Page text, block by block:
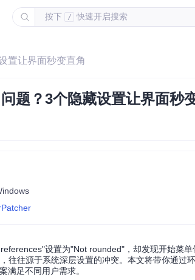
按下 / 快速开启搜索
置让界面秒变直角
题？3个隐藏设置让界面秒
设置为"Not rounded"，却发现开始菜
往往源于系统深层设置的冲突。本文将带你通过
满足不同用户需求。